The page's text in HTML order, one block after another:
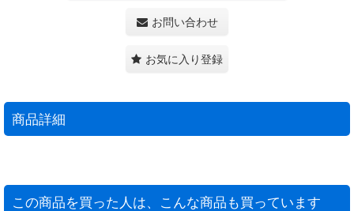
お問い合わせ
お気に入り登録
商品詳細
この商品を買った人は、こんな商品も買っています